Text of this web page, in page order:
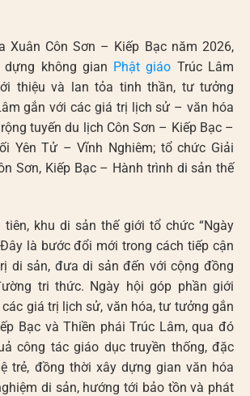
Xuân Côn Sơn – Kiếp Bạc năm 2026,
không gian Phật giáo Trúc Lâm
thiệu và lan tỏa tinh thần, tư tưởng
gắn với các giá trị lịch sử – văn hóa
tuyến du lịch Côn Sơn – Kiếp Bạc –
Yên Tử – Vĩnh Nghiêm; tổ chức Giải
Sơn, Kiếp Bạc – Hành trình di sản thế
khu di sản thế giới tổ chức “Ngày
là bước đổi mới trong cách tiếp cận
di sản, đưa di sản đến với cộng đồng
tri thức. Ngày hội góp phần giới
giá trị lịch sử, văn hóa, tư tưởng gắn
Bạc và Thiền phái Trúc Lâm, qua đó
công tác giáo dục truyền thống, đặc
trẻ, đồng thời xây dựng gian văn hóa
di sản, hướng tới bảo tồn và phát